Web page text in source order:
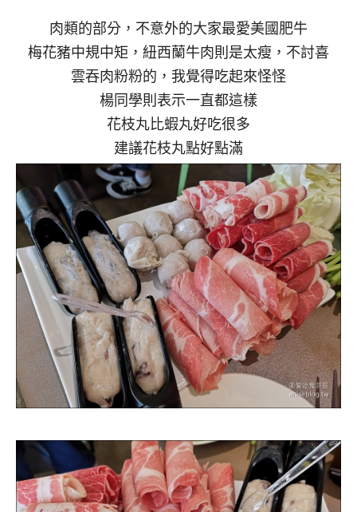
肉類的部分，不意外的大家最愛美國肥牛
梅花豬中規中矩，紐西蘭牛肉則是太瘦，不討喜
雲吞肉粉粉的，我覺得吃起來怪怪
楊同學則表示一直都這樣
花枝丸比蝦丸好吃很多
建議花枝丸點好點滿